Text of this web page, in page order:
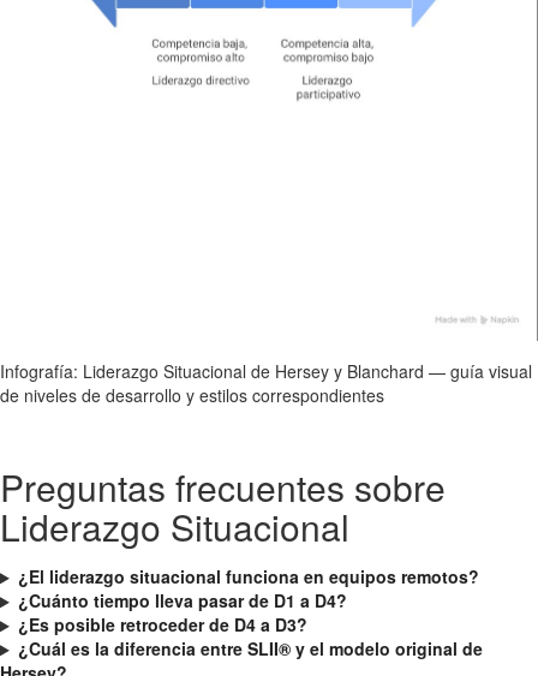
Infografía: Liderazgo Situacional de Hersey y Blanchard — guía visual
de niveles de desarrollo y estilos correspondientes
Preguntas frecuentes sobre
Liderazgo Situacional
¿El liderazgo situacional funciona en equipos remotos?
¿Cuánto tiempo lleva pasar de D1 a D4?
¿Es posible retroceder de D4 a D3?
¿Cuál es la diferencia entre SLII® y el modelo original de